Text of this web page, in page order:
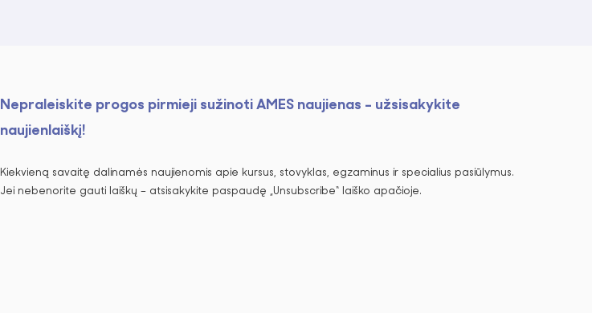
Nepraleiskite progos pirmieji sužinoti AMES naujienas - užsisakykite
naujienlaiškį!
Kiekvieną savaitę dalinamės naujienomis apie kursus, stovyklas, egzaminus ir specialius pasiūlymus.
Jei nebenorite gauti laiškų – atsisakykite paspaudę „Unsubscribe“ laiško apačioje.